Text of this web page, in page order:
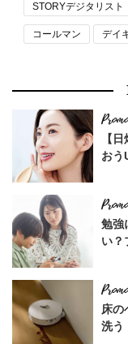
STORYデジタリスト
コールマン デイ
【
おう
勉強
い？
床の
洗う